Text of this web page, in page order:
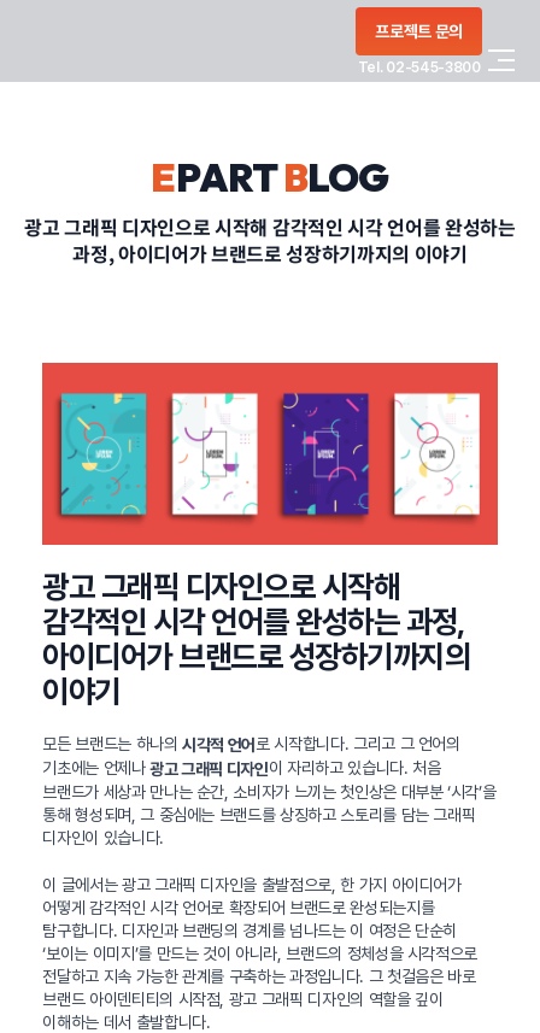
프로젝트 문의
Tel. 02-545-3800
PORTFOLIO
CONTACT
정부지원사업
EPARTBLOG
광고 그래픽 디자인으로 시작해 감각적인 시각 언어를 완성하는
과정, 아이디어가 브랜드로 성장하기까지의 이야기
광고 그래픽 디자인으로 시작해
감각적인 시각 언어를 완성하는 과정,
아이디어가 브랜드로 성장하기까지의
이야기
모든 브랜드는 하나의시각적 언어 로 시작합니다. 그리고 그 언어의
기초에는 언제나광고 그래픽 디자인이 자리하고 있습니다. 처음
브랜드가 세상과 만나는 순간, 소비자가 느끼는 첫인상은 대부분 ‘시각’을
통해 형성되며, 그 중심에는 브랜드를 상징하고 스토리를 담는 그래픽
디자인이 있습니다.
이 글에서는 광고 그래픽 디자인을 출발점으로, 한 가지 아이디어가
어떻게 감각적인 시각 언어로 확장되어 브랜드로 완성되는지를
탐구합니다. 디자인과 브랜딩의 경계를 넘나드는 이 여정은 단순히
‘보이는 이미지’를 만드는 것이 아니라, 브랜드의 정체성을 시각적으로
전달하고 지속 가능한 관계를 구축하는 과정입니다. 그 첫걸음은 바로
브랜드 아이덴티티의 시작점, 광고 그래픽 디자인의 역할을 깊이
이해하는 데서 출발합니다.